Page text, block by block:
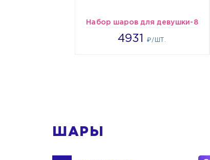
Набор шаров для девушки-8
4931₽/ШТ.
4931
ШАРЫ